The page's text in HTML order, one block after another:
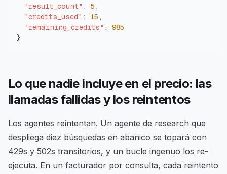
"result_count" : 5 ,
"credits_used" : 15 ,
"remaining_credits" :
985
}
Lo que nadie incluye en el precio: las
llamadas fallidas y los reintentos
Los agentes reintentan. Un agente de research que
despliega diez búsquedas en abanico se topará con
429s y 502s transitorios, y un bucle ingenuo los re-
ejecuta. En un facturador por consulta, cada reintento